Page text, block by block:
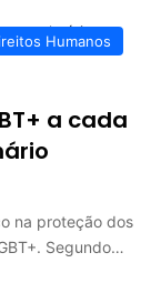
Humanos
a cada
na proteção dos
Segundo…